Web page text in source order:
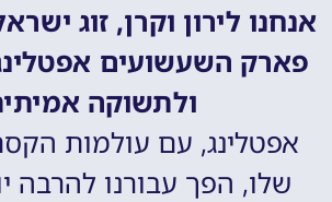
אנחנו לירון וקרן, זוג
פארק השעשועים
ולתשוקה
אפטלינג, עם עולמות
שלו, הפך עבורנו להרבה